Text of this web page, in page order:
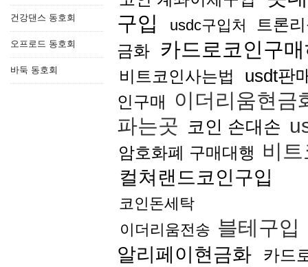
건강댄스 동호회
오프로드 동호회
바둑 동호회
구입
usdc구입처
트론
금화
카드로코인구
비트코인사는법 usdt판
인구매
이더리움현금
파는곳 코인 손대손
암호화폐 구매대행 비
컬쳐랜드코인구입
코인돈세탁
이더리움전송 블테구입
알리페이현금화
카드